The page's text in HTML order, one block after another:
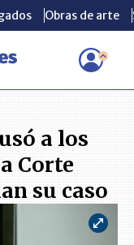
Obras de arte
a los magistrados
Obras de arte
a los
Corte
su caso